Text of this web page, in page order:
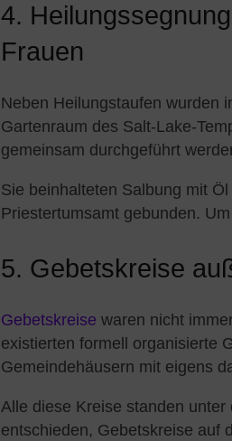
4.
Frauen
Neben Heilungstaufen wurden
Gartenraum des Salt-Lake-
gemeinsam durchgeführt
Sie beinhalteten Salbung mit
Priestertumsamt gebunden.
5. Gebetskreise
Gebetskreisewaren nicht
existierten formell organisierte
Gemeindehäusern mit eigens
Alle diese Kreise standen
entschieden, Gebetskreise auf